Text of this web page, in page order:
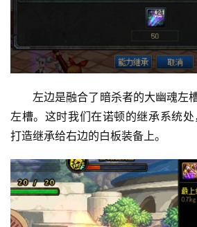
左边是融合了暗杀者的大幽魂左
左槽。这时我们在诺顿的继承系统
打造继承给右边的白板装备上。